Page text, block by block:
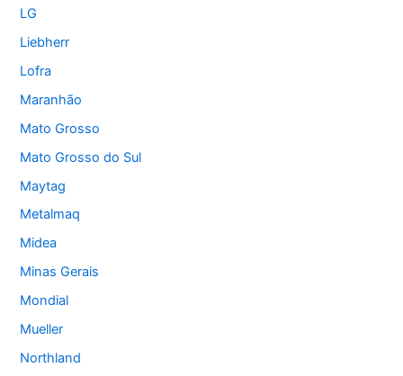
LG
Liebherr
Lofra
Maranhão
Mato Grosso
Mato Grosso do Sul
Maytag
Metalmaq
Midea
Minas Gerais
Mondial
Mueller
Northland